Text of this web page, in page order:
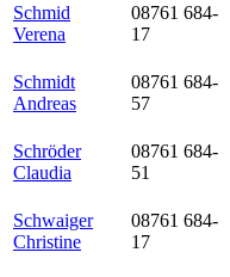
Schmid
Verena
08761 684-
17
Schmidt
Andreas
08761 684-
57
Schröder
Claudia
08761 684-
51
Schwaiger
Christine
08761 684-
17